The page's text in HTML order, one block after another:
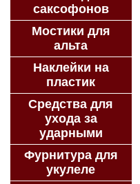
саксофонов
Мостики для
альта
Наклейки на
пластик
Средства для
ухода за
ударными
Фурнитура для
укулеле